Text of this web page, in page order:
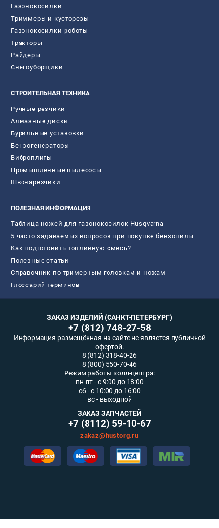
Газонокосилки
Триммеры и кусторезы
Газонокосилки-роботы
Тракторы
Райдеры
Снегоуборщики
СТРОИТЕЛЬНАЯ ТЕХНИКА
Ручные резчики
Алмазные диски
Бурильные установки
Бензогенераторы
Виброплиты
Промышленные пылесосы
Швонарезчики
ПОЛЕЗНАЯ ИНФОРМАЦИЯ
Таблица ножей для газонокосилок Husqvarna
5 часто задаваемых вопросов при покупке бензопилы
Как подготовить топливную смесь?
Полезные статьи
Справочник по тримерным головкам и ножам
Глоссарий терминов
ЗАКАЗ ИЗДЕЛИЙ (САНКТ-ПЕТЕРБУРГ)
+7 (812) 748-27-58
Информация размещённая на сайте не является публичной
офертой.
8 (812) 318-40-26
8 (800) 550-70-46
Режим работы колл-центра:
пн-пт - с 9:00 до 18:00
сб - с 10:00 до 16:00
вс - выходной
ЗАКАЗ ЗАПЧАСТЕЙ
+7 (8112) 59-10-67
zakaz@hustorg.ru